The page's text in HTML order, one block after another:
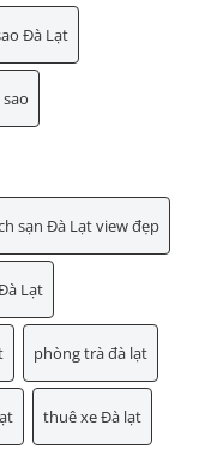
Đà Lạt
sạn Đà Lạt view đẹp
Lạt
phòng trà đà lạt
thuê xe Đà lạt